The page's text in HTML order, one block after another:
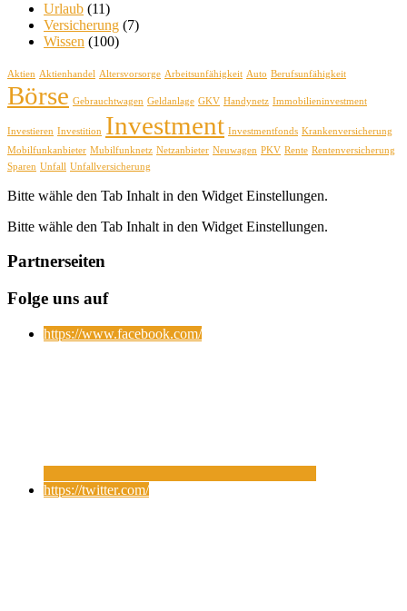
Urlaub (11)
Versicherung (7)
Wissen (100)
Aktien Aktienhandel Altersvorsorge Arbeitsunfähigkeit Auto Berufsunfähigkeit
Börse Gebrauchtwagen Geldanlage GKV Handynetz Immobilieninvestment
Investieren Investition Investment Investmentfonds Krankenversicherung
Mobilfunkanbieter Mubilfunknetz Netzanbieter Neuwagen PKV Rente Rentenversicherung
Sparen Unfall Unfallversicherung
Bitte wähle den Tab Inhalt in den Widget Einstellungen.
Bitte wähle den Tab Inhalt in den Widget Einstellungen.
Partnerseiten
Folge uns auf
https://www.facebook.com/
https://twitter.com/